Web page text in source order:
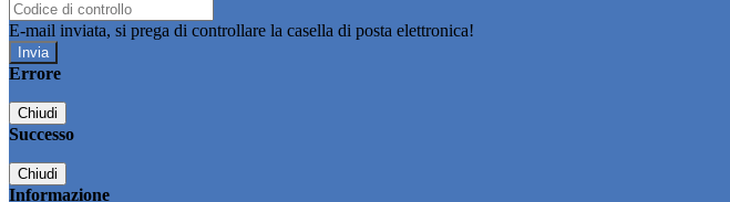
E-mail inviata, si prega di controllare la casella di posta elettronica!
Errore
Chiudi
Successo
Chiudi
Informazione